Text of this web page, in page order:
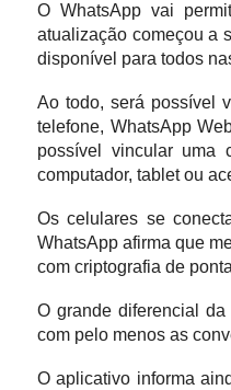
O WhatsApp vai
atualização começou a
disponível para todos
Ao todo, será possível
telefone, WhatsApp
possível vincular uma
computador, tablet ou
Os celulares se
WhatsApp afirma que
com criptografia de
O grande diferencial
com pelo menos as
O aplicativo informa